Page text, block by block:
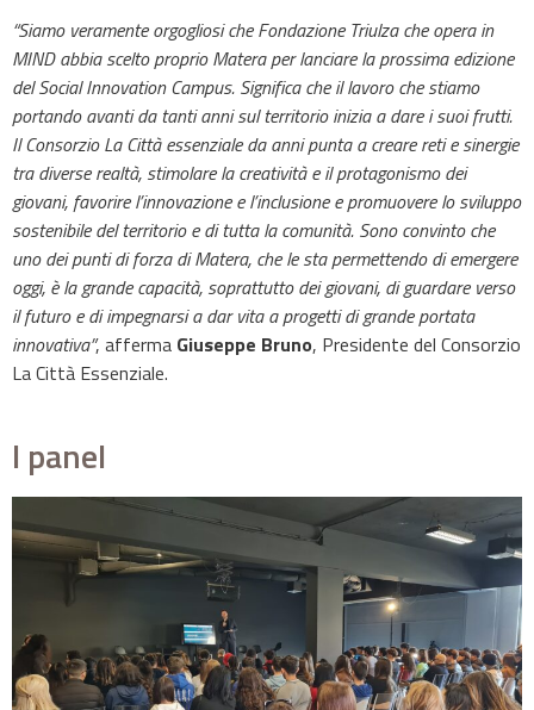
“Siamo veramente orgogliosi che Fondazione Triulza che opera in
MIND abbia scelto proprio Matera per lanciare la prossima edizione
del Social Innovation Campus. Significa che il lavoro che stiamo
portando avanti da tanti anni sul territorio inizia a dare i suoi frutti.
Il Consorzio La Città essenziale da anni punta a creare reti e sinergie
tra diverse realtà, stimolare la creatività e il protagonismo dei
giovani, favorire l’innovazione e l’inclusione e promuovere lo sviluppo
sostenibile del territorio e di tutta la comunità. Sono convinto che
uno dei punti di forza di Matera, che le sta permettendo di emergere
oggi, è la grande capacità, soprattutto dei giovani, di guardare verso
il futuro e di impegnarsi a dar vita a progetti di grande portata
innovativa”, afferma Giuseppe Bruno, Presidente del Consorzio
La Città Essenziale.
I panel